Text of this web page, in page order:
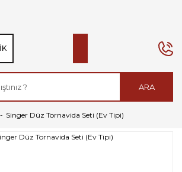
ARA
Singer Düz Tornavida Seti (Ev Tipi)